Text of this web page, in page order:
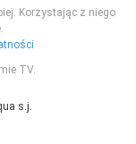
Korzystając z niego
TV.
s.j.